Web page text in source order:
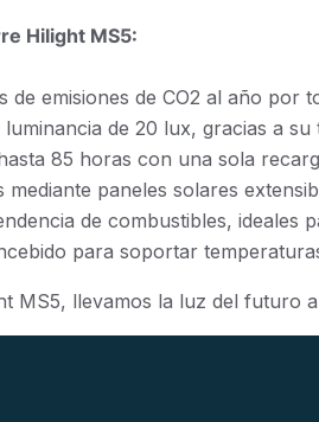
Hilight MS5:
de emisiones de CO2 al año
de 20 lux, gracias a
85 horas con una sola
paneles solares
de combustibles, ideales
para soportar
MS5, llevamos la luz del futuro